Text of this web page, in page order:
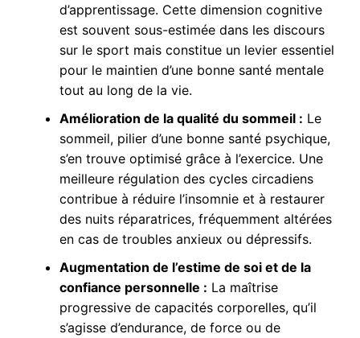
d’apprentissage. Cette dimension cognitive
est souvent sous-estimée dans les discours
sur le sport mais constitue un levier essentiel
pour le maintien d’une bonne santé mentale
tout au long de la vie.
Amélioration de la qualité du sommeil : Le
sommeil, pilier d’une bonne santé psychique,
s’en trouve optimisé grâce à l’exercice. Une
meilleure régulation des cycles circadiens
contribue à réduire l’insomnie et à restaurer
des nuits réparatrices, fréquemment altérées
en cas de troubles anxieux ou dépressifs.
Augmentation de l’estime de soi et de la
confiance personnelle : La maîtrise
progressive de capacités corporelles, qu’il
s’agisse d’endurance, de force ou de